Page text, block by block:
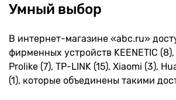
Умный выбор
В интернет-магазине «abc.ru»
фирменных устройств KEENETIC
Prolike (7), TP-LINK (15), Xiaomi (3),
(1), которые объединены такими